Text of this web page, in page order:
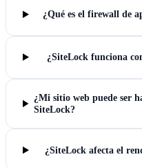
¿Qué es el firewall de
¿SiteLock funciona
¿Mi sitio web puede ser
SiteLock?
¿SiteLock afecta el